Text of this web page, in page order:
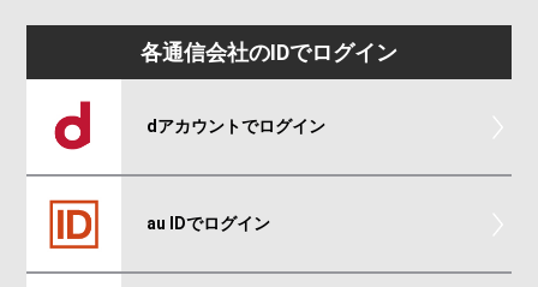
各通信会社のIDでログイン
dアカウントでログイン
au IDでログイン